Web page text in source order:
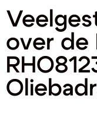
over de